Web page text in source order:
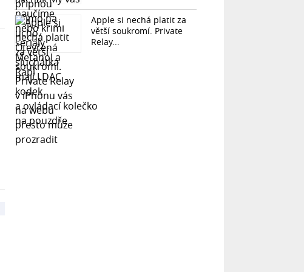
Apple si nechá platit za
větší soukromí. Private
Relay...